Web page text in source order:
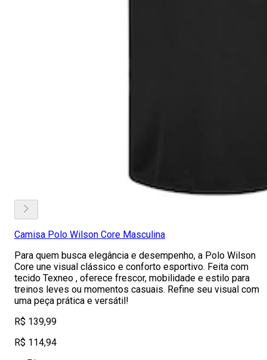
Camisa Polo Wilson Core Masculina
Para quem busca elegância e desempenho, a Polo Wilson
Core une visual clássico e conforto esportivo. Feita com
tecido Texneo , oferece frescor, mobilidade e estilo para
treinos leves ou momentos casuais. Refine seu visual com
uma peça prática e versátil!
R$ 139,99
R$ 114,94